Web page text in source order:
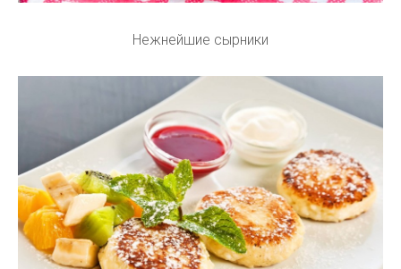
Нежнейшие сырники